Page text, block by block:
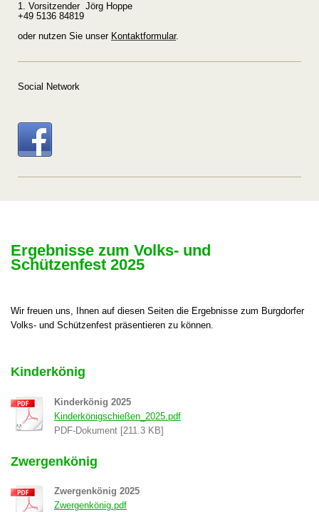
1. Vorsitzender Jörg Hoppe
+49 5136 84819
oder nutzen Sie unser Kontaktformular.
Social Network
Ergebnisse zum Volks- und
Schützenfest 2025
Wir freuen uns, Ihnen auf diesen Seiten die Ergebnisse zum Burgdorfer
Volks- und Schützenfest präsentieren zu können.
Kinderkönig
Kinderkönig 2025
Kinderkönigschießen_2025.pdf
PDF-Dokument [211.3 KB]
Zwergenkönig
Zwergenkönig 2025
Zwergenkönig.pdf